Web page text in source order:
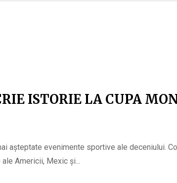
ISTORIE LA CUPA
așteptate evenimente sportive ale deceniului.
Americii, Mexic și...